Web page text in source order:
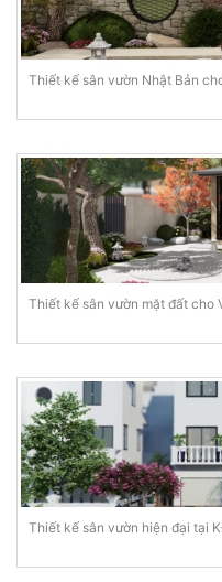
Thiết kế sân vườn Nhật Bản
Thiết kế sân vườn mặt đất cho
Thiết kế sân vườn hiện đại tại